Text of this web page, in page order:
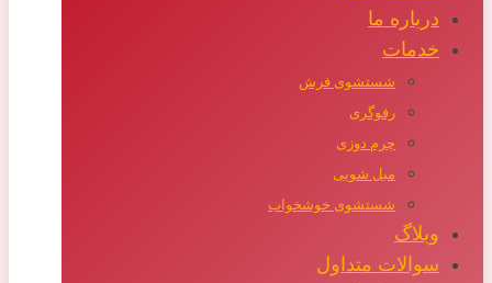
درباره ما
خدمات
شستشوی فرش
رفوگری
چرم دوزی
مبل شویی
شستشوی خوشخواب
وبلاگ
سوالات متداول